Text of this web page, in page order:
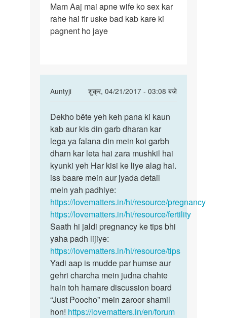
Mam
Aaj
mai
Mam Aaj mai apne wife ko sex kar
rahe hai fir uske bad kab kare ki
pagnent ho jaye
Auntyji
शुक्र, 04/21/2017 - 03:08 बजे
In
to
Mam
Aaj
mai
apne
wife
ko
sex
by
lal
Dekho
bête
yeh
keh
pana
ki
Dekho bête yeh keh pana ki kaun
kab aur kis din garb dharan kar
lega ya falana din mein koi garbh
dharn kar leta hai zara mushkil hai
kyunki yeh Har kisi ke liye alag hai.
iss baare mein aur jyada detail
mein yah padhiye:
https://lovematters.in/hi/resource/pregnancy
https://lovematters.in/hi/resource/fertility
Saath hi jaldi pregnancy ke tips bhi
yaha padh lijiye:
https://lovematters.in/hi/resource/tips
Yadi aap is mudde par humse aur
gehri charcha mein judna chahte
hain toh hamare discussion board
“Just Poocho” mein zaroor shamil
hon! https://lovematters.in/en/forum